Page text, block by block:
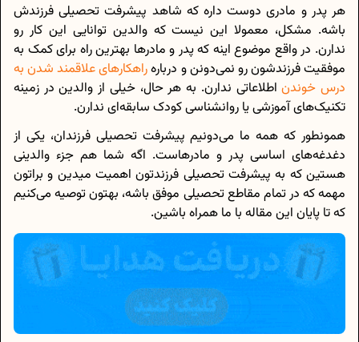
هر پدر و مادری دوست داره که شاهد پیشرفت تحصیلی فرزندش
باشه. مشکل، معمولا این نیست که والدین توانایی این کار رو
ندارن. در واقع موضوع اینه که پدر و مادرها بهترین راه برای کمک به
موفقیت فرزندشون رو نمی‌دونن و دربارهراهکارهای علاقمند شدن به
درس خوندناطلاعاتی ندارن. به هر حال، خیلی از والدین در زمینه
تکنیک‌های آموزشی یا روانشناسی کودک سابقه‌ای ندارن.
همونطور که همه ما می‌دونیم پیشرفت تحصیلی فرزندان، یکی از
دغدغه‌های اساسی پدر و مادرهاست. اگه شما هم جزء والدینی
هستین که به پیشرفت تحصیلی فرزندتون اهمیت میدین و براتون
مهمه که در تمام مقاطع تحصیلی موفق باشه، بهتون توصیه می‌کنیم
که تا پایان این مقاله با ما همراه باشین.